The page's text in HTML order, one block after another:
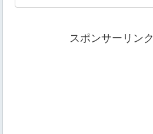
スポンサーリンク